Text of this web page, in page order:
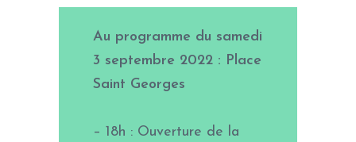
Au programme du samedi
3 septembre 2022 : Place
Saint Georges
– 18h : Ouverture de la